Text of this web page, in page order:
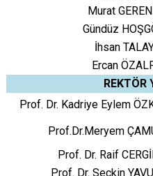
Murat
Gündüz
İhsan
Ercan
REKTÖR
Prof. Dr. Kadriye Eylem
Prof.Dr.Meryem
Prof. Dr. Raif
Prof. Dr. Seçkin